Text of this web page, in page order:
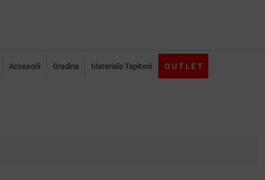
Accesorii Gradina Materiale Tapiterii O U T L E T